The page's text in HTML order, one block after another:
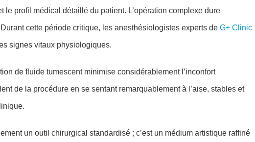
le profil médical détaillé du patient. L’opération complexe dure
cette période critique, les anesthésiologistes experts de G+ Clinic
signes vitaux physiologiques.
de fluide tumescent minimise considérablement l’inconfort
de la procédure en se sentant remarquablement à l’aise, stables et
un outil chirurgical standardisé ; c’est un médium artistique raffiné